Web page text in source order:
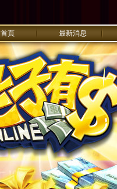
首頁 最新消息